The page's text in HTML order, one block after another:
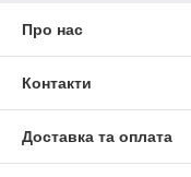
Про нас
Контакти
Доставка та оплата